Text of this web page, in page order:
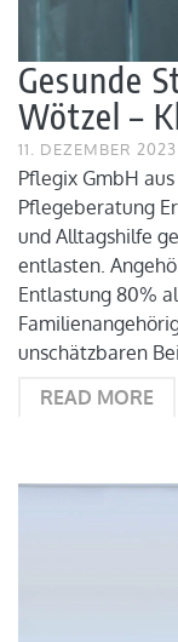
Gesunde
Wötzel –
11. DEZEMBER 2023
Pflegix GmbH
Pflegeberatung
und Alltagshilfe
entlasten.
Entlastung 80%
unschätzbaren
READ MORE